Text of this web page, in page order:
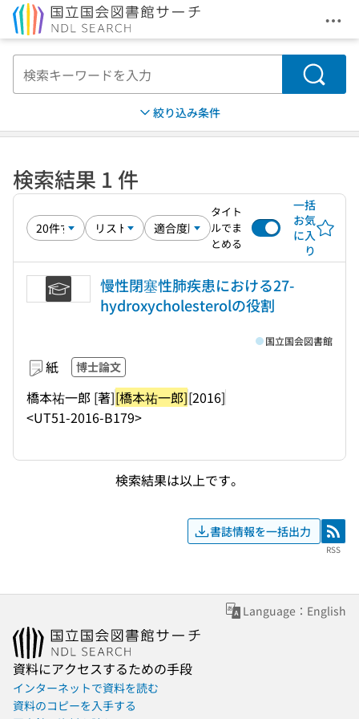
メ
検索
絞り込み条件
検索結果 1 件
タイト
ルでま
とめる
一括
お気
に入
り
慢性閉塞性肺疾患における27-
hydroxycholesterolの役割
紙 博士論文
橋本祐一郎 [著][橋本祐一郎][2016]
<UT51-2016-B179>
国立国会図書館
検索結果は以上です。
書誌情報を一括出力 RSS
RSS
Language：English
資料にアクセスするための手段
インターネットで資料を読む
資料のコピーを入手する